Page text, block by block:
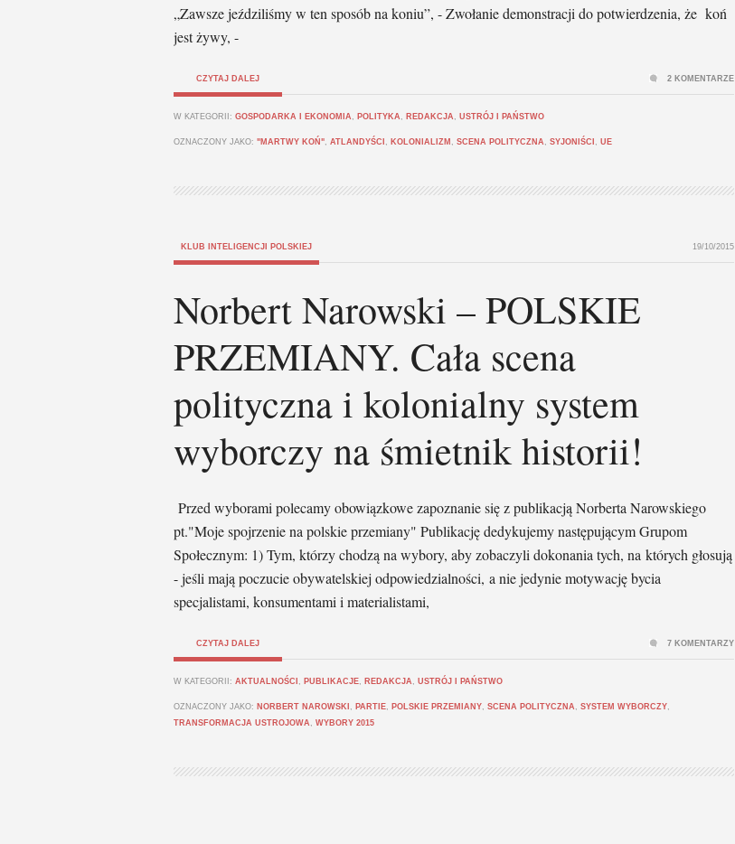
„Zawsze jeździliśmy w ten sposób na koniu”, - Zwołanie demonstracji do potwierdzenia, że koń
jest żywy, -
CZYTAJ DALEJ
W KATEGORII: GOSPODARKA I EKONOMIA , POLITYKA , REDAKCJA , USTRÓJ I PAŃSTWO
OZNACZONY JAKO: "MARTWY KOŃ", ATLANDYŚCI , KOLONIALIZM , SCENA POLITYCZNA , SYJONIŚCI , UE
2 KOMENTARZE
KLUB INTELIGENCJI POLSKIEJ 19/10/2015
Norbert Narowski – POLSKIE
PRZEMIANY. Cała scena
polityczna i kolonialny system
wyborczy na śmietnik historii!
Przed wyborami polecamy obowiązkowe zapoznanie się z publikacją Norberta Narowskiego
pt."Moje spojrzenie na polskie przemiany" Publikację dedykujemy następującym Grupom
Społecznym: 1) Tym, którzy chodzą na wybory, aby zobaczyli dokonania tych, na których głosują
- jeśli mają poczucie obywatelskiej odpowiedzialności, a nie jedynie motywację bycia
specjalistami, konsumentami i materialistami,
CZYTAJ DALEJ
W KATEGORII: AKTUALNOŚCI , PUBLIKACJE, REDAKCJA , USTRÓJ I PAŃSTWO
OZNACZONY JAKO: NORBERT NAROWSKI , PARTIE, POLSKIE PRZEMIANY, SCENA POLITYCZNA , SYSTEM WYBORCZY,
TRANSFORMACJA USTROJOWA , WYBORY 2015
7 KOMENTARZY